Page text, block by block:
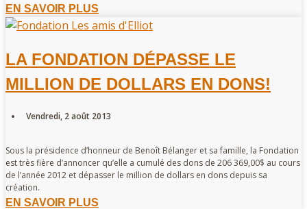
EN SAVOIR PLUS
LA FONDATION DÉPASSE LE
MILLION DE DOLLARS EN DONS!
Vendredi, 2 août 2013
Sous la présidence d’honneur de Benoît Bélanger et sa famille, la Fondation
est très fière d’annoncer qu’elle a cumulé des dons de 206 369,00$ au cours
de l’année 2012 et dépasser le million de dollars en dons depuis sa
création.
EN SAVOIR PLUS